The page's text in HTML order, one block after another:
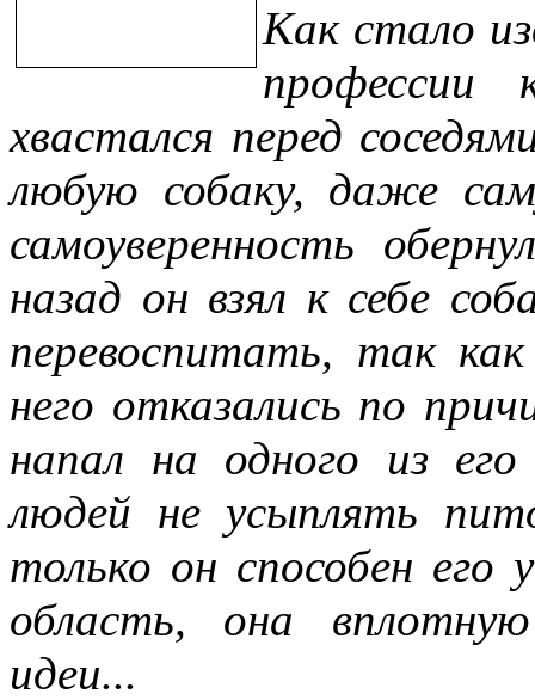
Как стало
хвастался перед
любую собаку, даже
самоуверенность
назад он взял к себе
перевоспитать, так
него отказались по
напал на одного из его
людей не усыплять
только он способен его
область, она
идеи...